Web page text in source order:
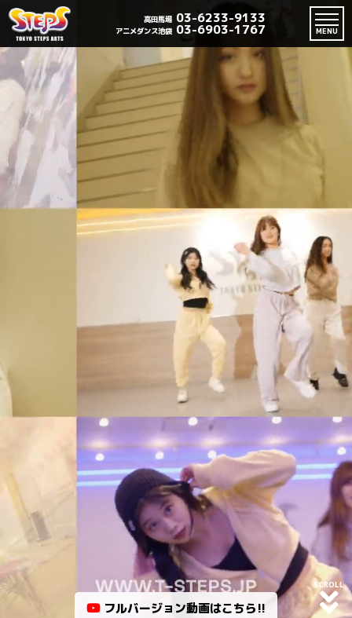
フルバージョン動画はこちら!!
高田馬場 03-6233-9133
アニメダンス池袋 03-6903-1767 MENU
SCROLL